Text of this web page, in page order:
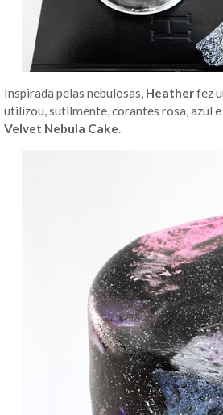
Inspirada pelas nebulosas, Heatherfez
utilizou, sutilmente, corantes rosa, azul
Velvet Nebula Cake.